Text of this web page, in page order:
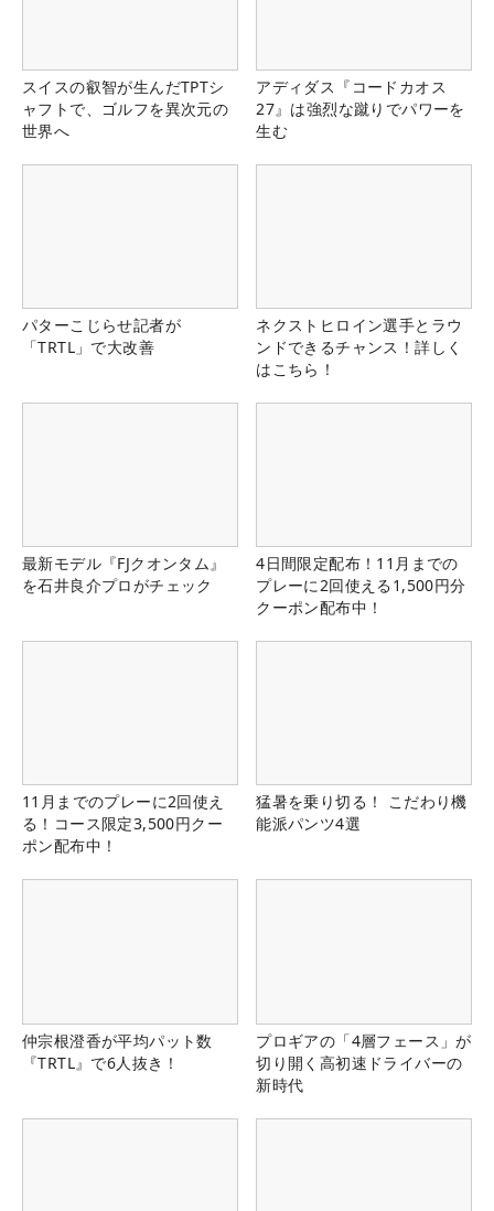
スイスの叡智が生んだTPTシ
ャフトで、ゴルフを異次元の
世界へ
アディダス『コードカオス
27』は強烈な蹴りでパワーを
生む
パターこじらせ記者が
「TRTL」で大改善
ネクストヒロイン選手とラウ
ンドできるチャンス！詳しく
はこちら！
最新モデル『FJクオンタム』
を石井良介プロがチェック
4日間限定配布！11月までの
プレーに2回使える1,500円分
クーポン配布中！
11月までのプレーに2回使え
る！コース限定3,500円クー
ポン配布中！
猛暑を乗り切る！ こだわり機
能派パンツ4選
仲宗根澄香が平均パット数
『TRTL』で6人抜き！
プロギアの「4層フェース」が
切り開く高初速ドライバーの
新時代